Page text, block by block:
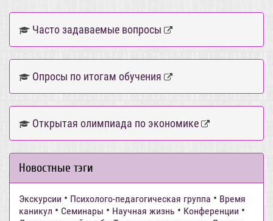
Часто задаваемые вопросы
Опросы по итогам обучения
Открытая олимпиада по экономике
Новостные тэги
Экскурсии • Психолого-педагогическая группа • Время
каникул • Семинары • Научная жизнь • Конференции •